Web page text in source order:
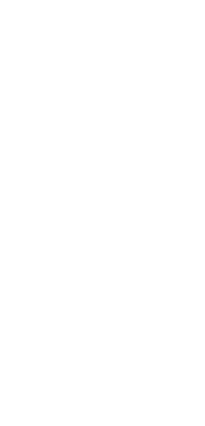
van €45,00